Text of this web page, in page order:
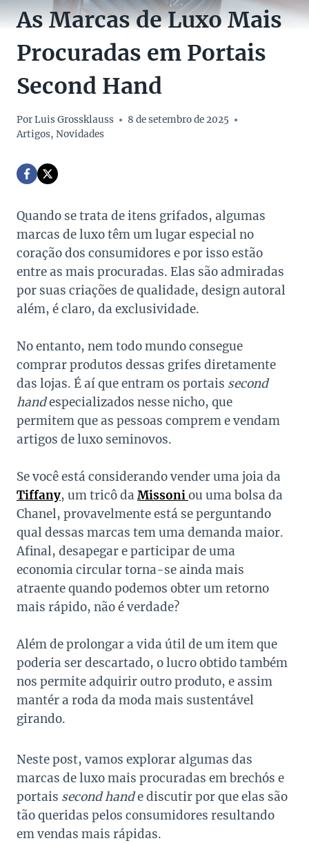
As Marcas de Luxo Mais
Procuradas em Portais
Second Hand
PorLuis Grossklauss
8 de setembro de 2025
Artigos, Novidades
Quando se trata de itens grifados, algumas
marcas de luxo têm um lugar especial no
coração dos consumidores e por isso estão
entre as mais procuradas. Elas são admiradas
por suas criações de qualidade, design autoral
além, é claro, da exclusividade.
No entanto, nem todo mundo consegue
comprar produtos dessas grifes diretamente
das lojas. É aí que entram os portais second
handespecializados nesse nicho, que
permitem que as pessoas comprem e vendam
artigos de luxo seminovos.
Se você está considerando vender uma joia da
Tiffany, um tricô da Missoniou uma bolsa da
Chanel, provavelmente está se perguntando
qual dessas marcas tem uma demanda maior.
Afinal, desapegar e participar de uma
economia circular torna-se ainda mais
atraente quando podemos obter um retorno
mais rápido, não é verdade?
Além de prolongar a vida útil de um item que
poderia ser descartado, o lucro obtido também
nos permite adquirir outro produto, e assim
mantér a roda da moda mais sustentável
girando.
Neste post, vamos explorar algumas das
marcas de luxo mais procuradas em brechós e
portais second hande discutir por que elas são
tão queridas pelos consumidores resultando
em vendas mais rápidas.